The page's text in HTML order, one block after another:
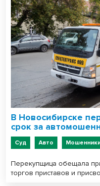
В Новосибирске
срок за
Суд Авто
Перекупщица обещала
торгов приставов и